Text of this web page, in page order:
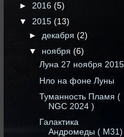
► 2016 (5)
▼ 2015 (13)
► декабря(2)
▼ ноября(6)
Луна 27 ноября 2015
Нло на фоне Луны
Туманность Пламя (
NGC 2024 )
Галактика
Андромеды ( М31)